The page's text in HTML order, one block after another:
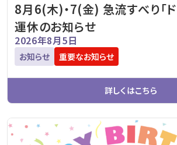
8月6(木)・7(金) 急流すべり「ドン・ブラーコ」
運休のお知らせ
2026年8月5日
お知らせ 重要なお知らせ
詳しくはこちら